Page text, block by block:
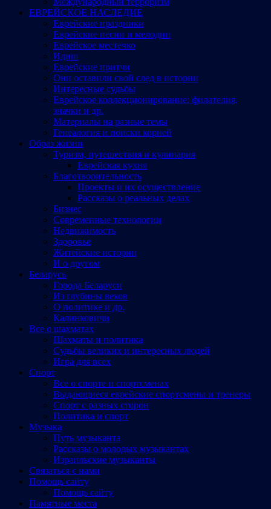
ЕВРЕЙСКОЕ НАСЛЕДИЕ
Еврейские праздники
Еврейские песни и мелодии
Еврейское местечко
Идиш
Еврейские притчи
Они оставили свой след в истории
Интересные судьбы
Еврейское коллекционирование: филателия,
значки и др.
Материалы на разные темы
Генеалогия и поиски корней
Образ жизни
Туризм, путешествия и кулинария
Еврейская кухня
Благотворительность
Проекты и их осуществление
Рассказы о реальных делах
Бизнес
Современные технологии
Недвижимость
Здоровье
Житейские истории
И о другом
Беларусь
Города Беларуси
Из глубины веков
О политике и др.
Калинковичи
Все о шахматах
Шахматы и политика
Судьбы великих и интересных людей
Игра для всех
Спорт
Все о спорте и спортсменах
Выдающиеся еврейские спортсмены и тренеры
Спорт с разных сторон
Политика и спорт
Музыка
Путь музыканта
Рассказы о молодых музыкантах
Израильские музыканты
Cвязаться с нами
Помощь сайту
Помощь сайту
Памятные места